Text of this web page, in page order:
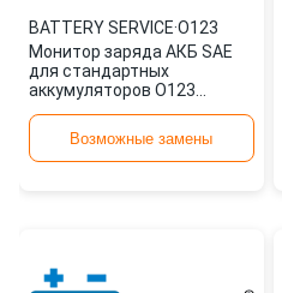
BATTERY SERVICE·O123
Монитор заряда АКБ SAE
для стандартных
аккумуляторов O123
Возможные замены